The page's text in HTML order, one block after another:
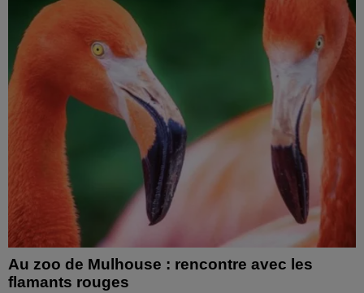
Au zoo de Mulhouse : rencontre avec les
flamants rouges